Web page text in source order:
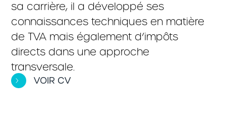
sa carrière, il a développé ses
connaissances techniques en matière
de TVA mais également d’impôts
directs dans une approche
transversale.
VOIR CV